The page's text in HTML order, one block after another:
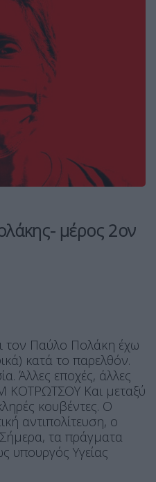
μέρος 2ον
τον Παύλο Πολάκη έχω
κατά το παρελθόν.
Άλλες εποχές, άλλες
ΚΟΤΡΩΤΣΟΥ Και μεταξύ
κουβέντες. Ο
αντιπολίτευση, ο
τα πράγματα
υπουργός Υγείας